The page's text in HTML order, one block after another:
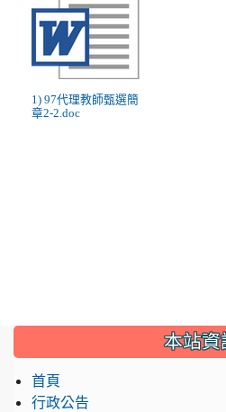
1) 97代理教師甄選簡
章2-2.doc
::: 本站資
首頁
行政公告